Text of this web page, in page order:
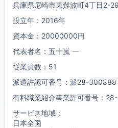
兵庫県尼崎市東難波町4丁目2-29
設立年：2016年
資本金：20000000円
代表者名：五十嵐 一
従業員数：51
派遣許認可番号：派28-300888
有料職業紹介事業許可番号：
サービス地域：
日本全国